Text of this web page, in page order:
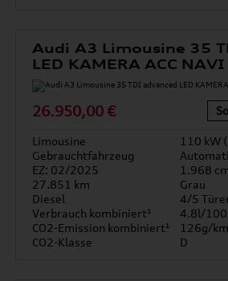
Audi A3 Limousine 35
LED KAMERA ACC NAVI
26.950,00 €
Limousine
110 kW
Gebrauchtfahrzeug
EZ: 02/2025
1.968
27.851 km
Grau
Diesel
4/5
Verbrauch kombiniert¹
4.8l/100
CO2-Emission kombiniert¹
126g/km
CO2-Klasse
D